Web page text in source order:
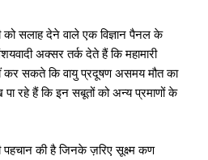
को सलाह देने वाले एक विज्ञान पैनल के
अक्सर तर्क देते हैं कि महामारी
कर सकते कि वायु प्रदूषण असमय मौत का
रहे हैं कि इन सबूतों को अन्य प्रमाणों के
पहचान की है जिनके ज़रिए सूक्ष्म कण